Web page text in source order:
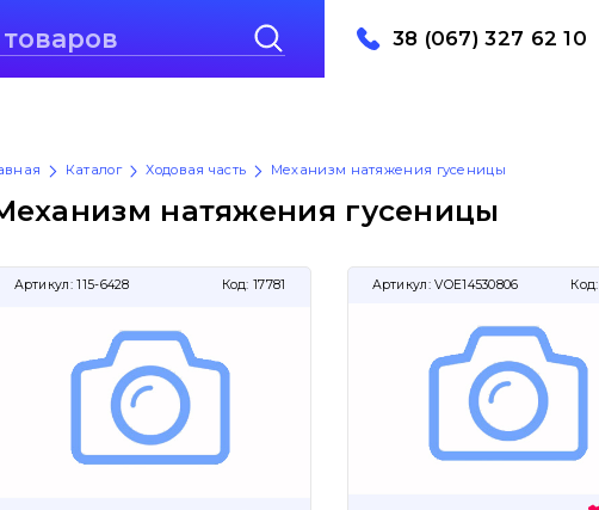
38 (067) 327 62 10
Каталог Ходовая часть Механизм натяжения гусеницы
натяжения гусеницы
Артикул: 115-6428 Код: 17781 Артикул: VOE14530806 Код: